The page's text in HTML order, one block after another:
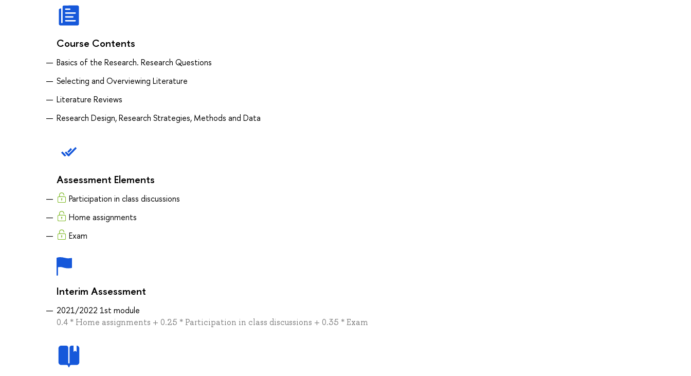
Course Contents
Basics of the Research. Research Questions
Selecting and Overviewing Literature
Literature Reviews
Research Design, Research Strategies, Methods and Data
Assessment Elements
Participation in class discussions
Home assignments
Exam
Interim Assessment
2021/2022 1st module
0.4 * Home assignments + 0.25 * Participation in class discussions + 0.35 * Exam